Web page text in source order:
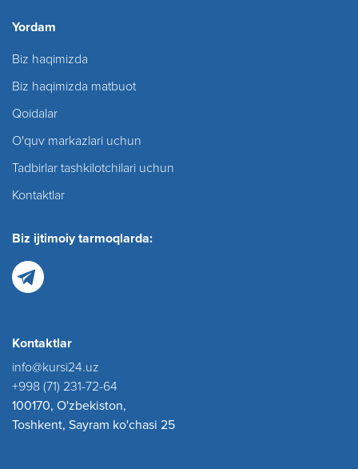
Yordam
Biz haqimizda
Biz haqimizda matbuot
Qoidalar
O'quv markazlari uchun
Tadbirlar tashkilotchilari uchun
Kontaktlar
Biz ijtimoiy tarmoqlarda:
Kontaktlar
info@kursi24.uz
+998 (71) 231-72-64
100170, O'zbekiston,
Toshkent, Sayram ko'chasi 25